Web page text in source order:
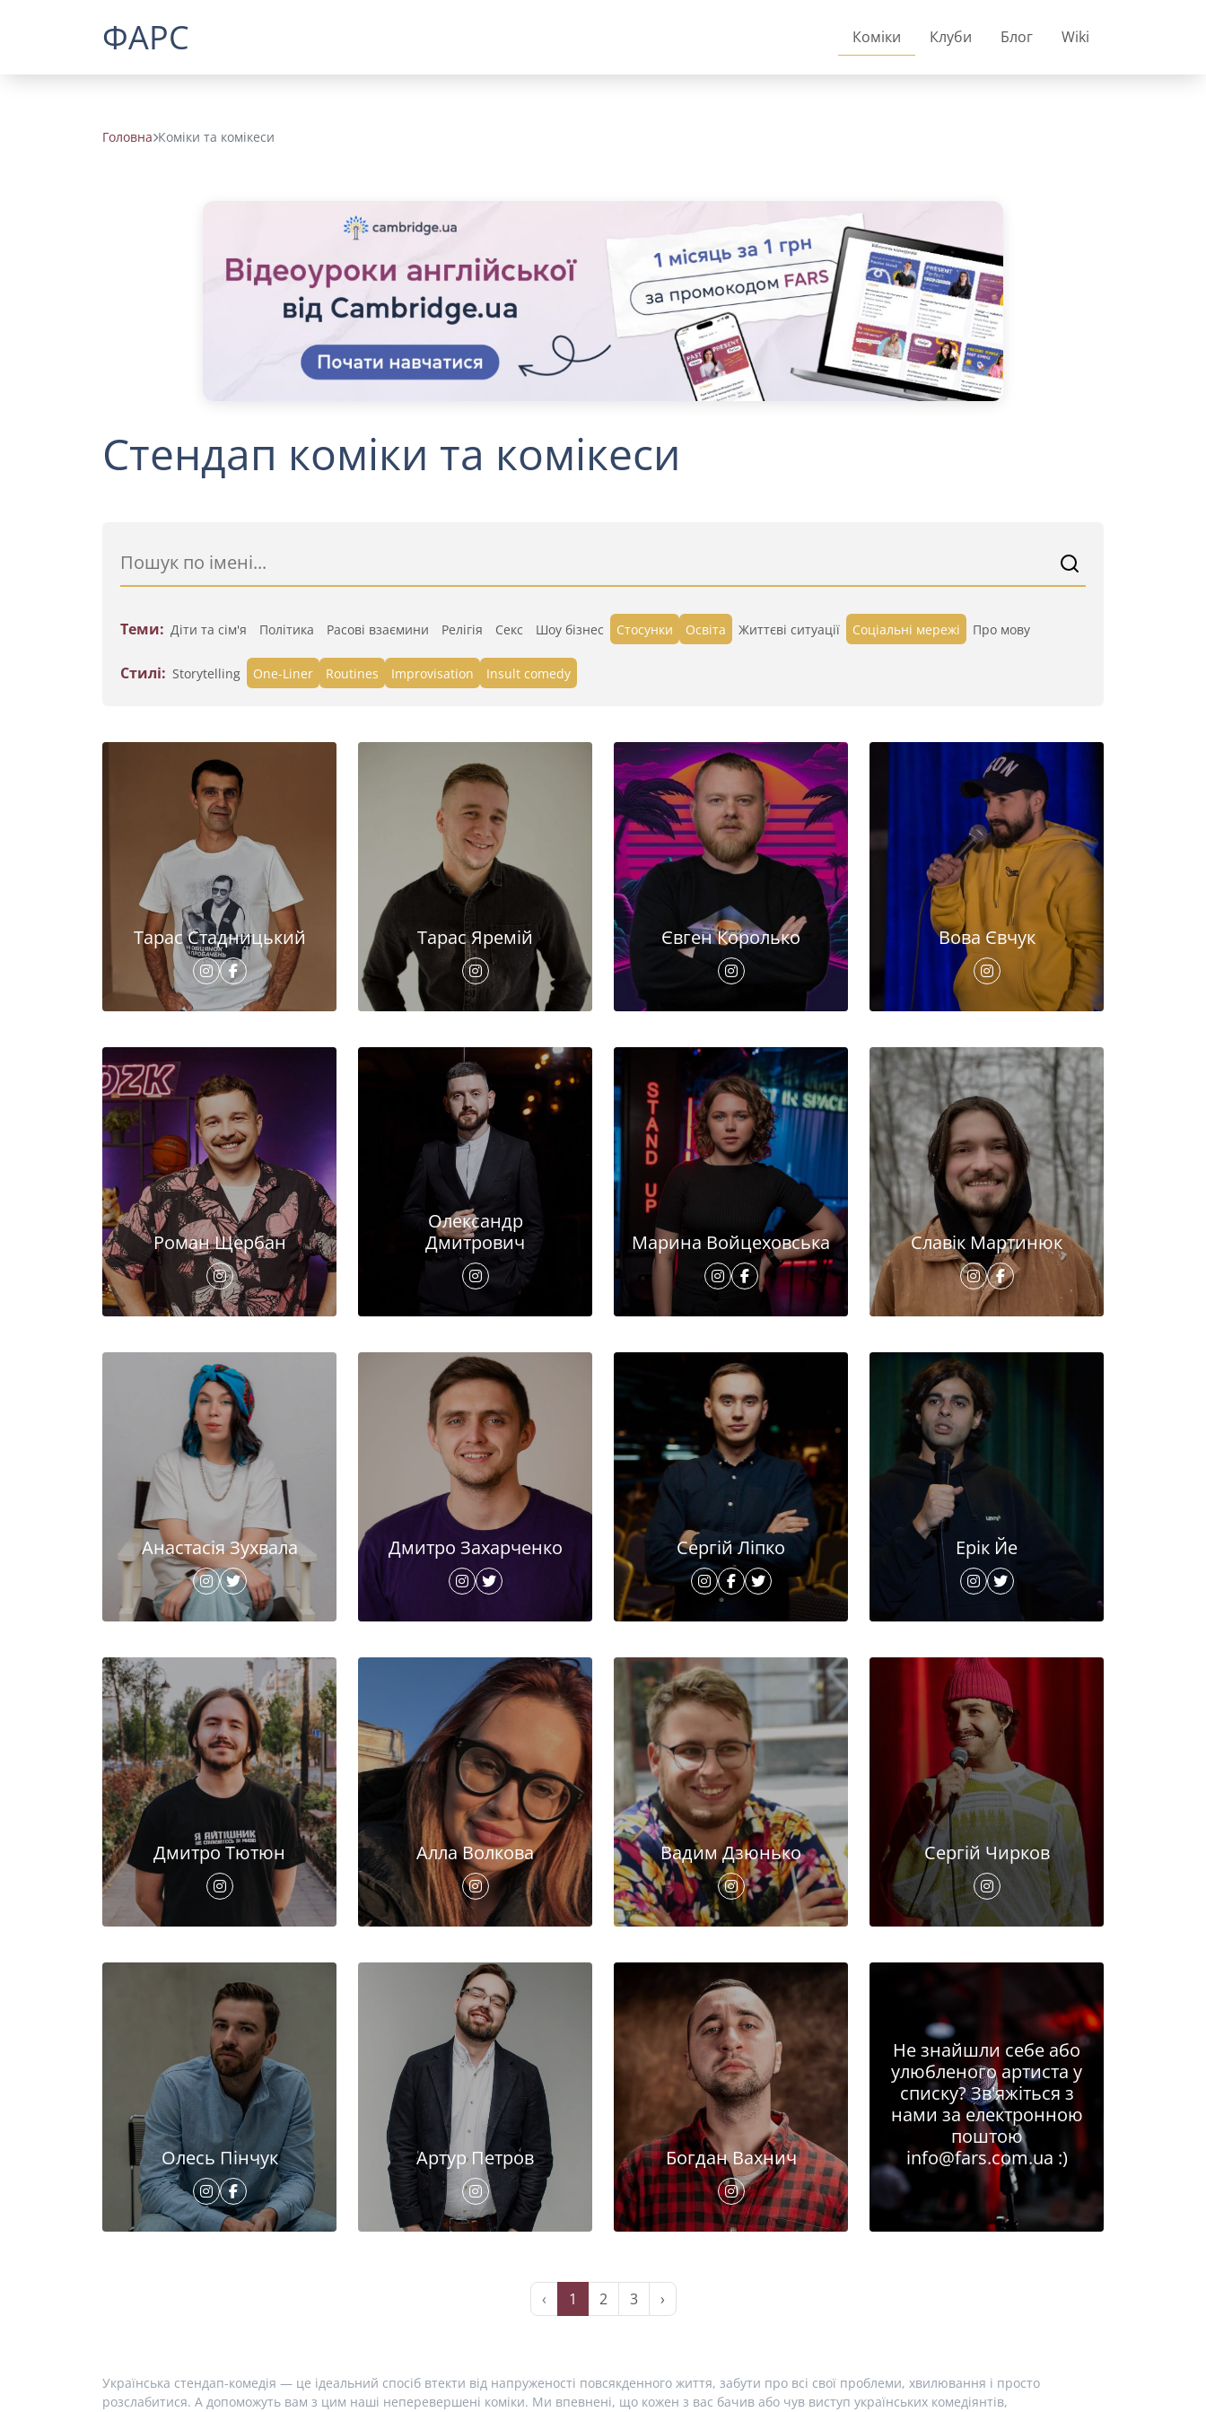
ФАРС Коміки Клуби Блог Wiki
Головна Коміки та комікеси
Стендап коміки та комікеси
Теми: Діти та сім'я Політика Расові взаємини Релігія Секс Шоу бізнес Стосунки Освіта Життєві ситуації Cоціальні мережі Про мову
Стилі: Storytelling One-Liner Routines Improvisation Insult comedy
Тарас Стадницький Тарас Яремій Євген Королько Вова Євчук
Роман Щербан
Олександр
Дмитрович
Марина Войцеховська Славік Мартинюк
Анастасія Зухвала Дмитро Захарченко Сергій Ліпко Ерік Йе
Дмитро Тютюн Алла Волкова Вадим Дзюнько Сергій Чирков
Олесь Пінчук Артур Петров Богдан Вахнич
Не знайшли себе або
улюбленого артиста у
списку? Зв'яжіться з
нами за електронною
поштою
info@fars.com.ua :)
‹ 1 2 3 ›
Українська стендап-комедія — це ідеальний спосіб втекти від напруженості повсякденного життя, забути про всі свої проблеми, хвилювання і просто
розслабитися. А допоможуть вам з цим наші неперевершені коміки. Ми впевнені, що кожен з вас бачив або чув виступ українських комедіянтів,